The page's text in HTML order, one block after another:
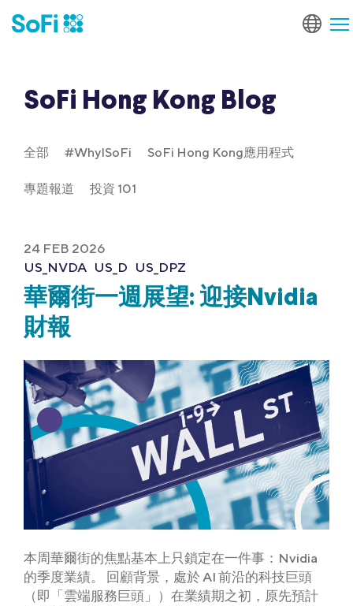
SoFi Hong Kong Blog
全部 #WhyISoFi SoFi Hong Kong應用程式
專題報道 投資 101
24 FEB 2026
US_NVDA US_D US_DPZ
華爾街一週展望: 迎接Nvidia
財報
本周華爾街的焦點基本上只鎖定在一件事：Nvidia
的季度業績。 回顧背景，處於 AI 前沿的科技巨頭
（即「雲端服務巨頭」）在業績期之初，原先預計